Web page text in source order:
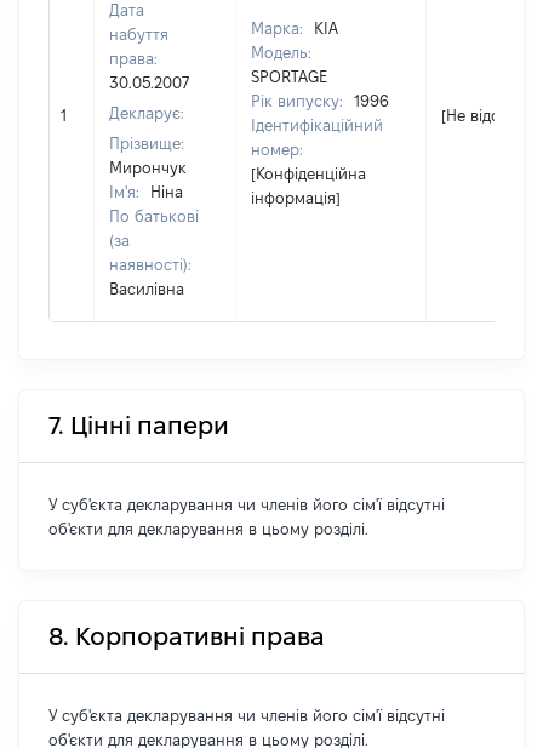
1
Дата
набуття
права:
30.05.2007
Декларує:
Прізвище:
Мирончук
Ім'я:
Ніна
По батькові
(за
наявності):
Василівна
Марка:
KIA
Модель:
SPORTAGE
Рік випуску:
1996
Ідентифікаційний
номер:
[Конфіденційна
інформація]
[Не відомо]
7. Цінні папери
У суб'єкта декларування чи членів його сім'ї відсутні
об'єкти для декларування в цьому розділі.
8. Корпоративні права
У суб'єкта декларування чи членів його сім'ї відсутні
об'єкти для декларування в цьому розділі.